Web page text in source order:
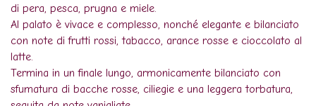
di pera, pesca, prugna e miele.
Al palato è vivace e complesso, nonché elegante e bilanciato
con note di frutti rossi, tabacco, arance rosse e cioccolato al
latte.
Termina in un finale lungo, armonicamente bilanciato con
sfumatura di bacche rosse, ciliegie e una leggera torbatura,